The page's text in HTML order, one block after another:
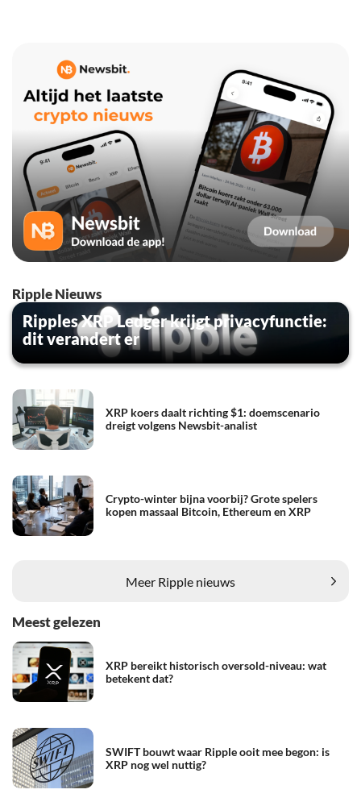
Ripple Nieuws
Ripples XRP Ledger krijgt privacyfunctie:
dit verandert er
XRP koers daalt richting $1: doemscenario
dreigt volgens Newsbit-analist
Crypto-winter bijna voorbij? Grote spelers
kopen massaal Bitcoin, Ethereum en XRP
Meer Ripple nieuws
Meest gelezen
XRP bereikt historisch oversold-niveau: wat
betekent dat?
SWIFT bouwt waar Ripple ooit mee begon: is
XRP nog wel nuttig?